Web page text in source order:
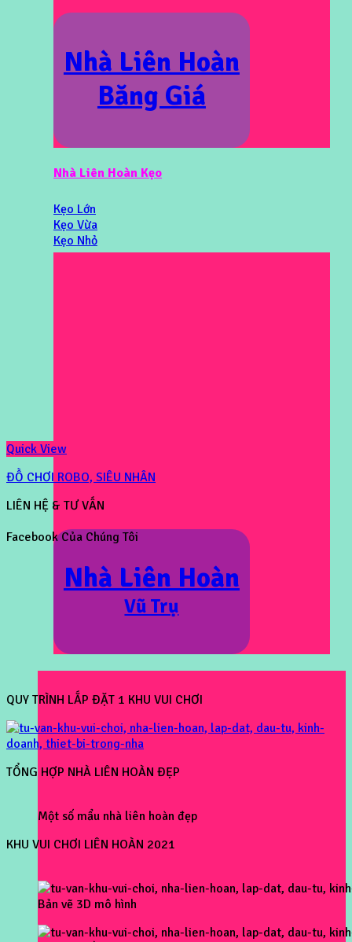
Nhà Liên Hoàn
Băng Giá
Nhà Liên Hoàn Kẹo
Kẹo Lớn
Kẹo Vừa
Kẹo Nhỏ
Nhà Liên Hoàn
Vũ Trụ
Quick View
ĐỒ CHƠI ROBO, SIÊU NHÂN
LIÊN HỆ & TƯ VẤN
Facebook Của Chúng Tôi
QUY TRÌNH LẮP ĐẶT 1 KHU VUI CHƠI
TỔNG HỢP NHÀ LIÊN HOÀN ĐẸP
Một số mẩu nhà liên hoàn đẹp
KHU VUI CHƠI LIÊN HOÀN 2021
Bản vẽ 3D mô hình